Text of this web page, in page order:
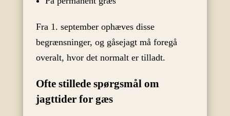
Fra 1. september ophæves disse
begrænsninger, og gåsejagt må foregå
overalt, hvor det normalt er tilladt.
Ofte stillede spørgsmål om
jagttider for gæs